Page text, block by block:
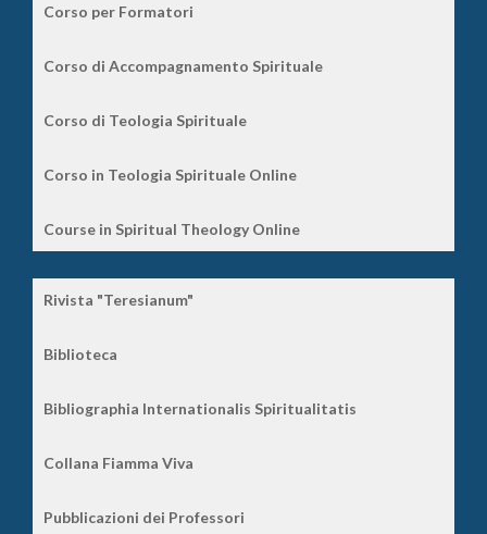
Corso per Formatori
Corso di Accompagnamento Spirituale
Corso di Teologia Spirituale
Corso in Teologia Spirituale Online
Course in Spiritual Theology Online
Rivista "Teresianum"
Biblioteca
Bibliographia Internationalis Spiritualitatis
Collana Fiamma Viva
Pubblicazioni dei Professori